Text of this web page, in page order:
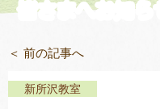
教室一覧
皆さまへお知ら
＜ 前の記事へ
新所沢教室